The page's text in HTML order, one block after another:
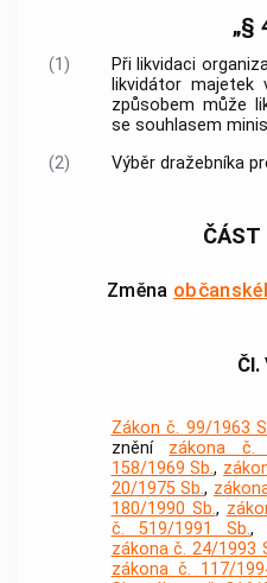
„§
(1)
Při likvidaci
likvidátor majetek
způsobem může
se souhlasem
(2)
Výběr dražebníka
ČÁST
Změna
Čl.
Zákon č. 99/1963
znění zákona č.
158/1969 Sb.,
20/1975 Sb.,
180/1990 Sb.,
č. 519/1991 Sb.,
zákona č. 24/1993
zákona č. 117/